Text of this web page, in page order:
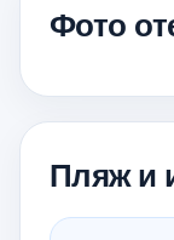
Фото
Пляж и